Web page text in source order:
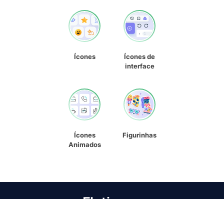
Ícones
Ícones de
interface
Ícones
Animados
Figurinhas